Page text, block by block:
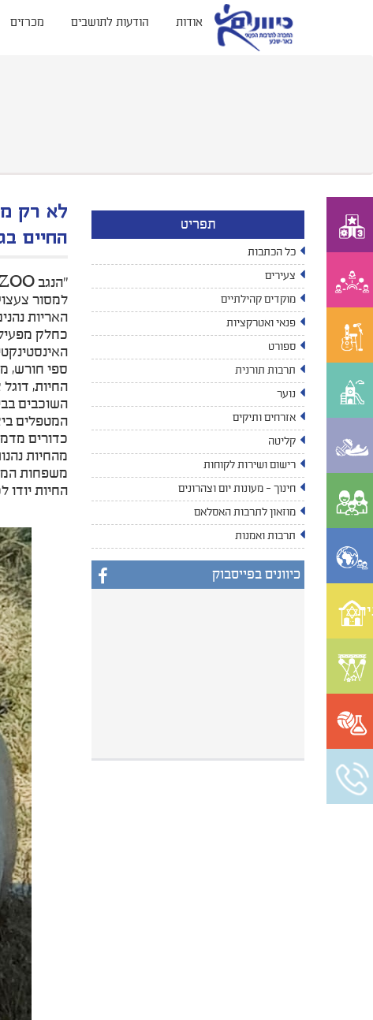
אודות הודעות לתושבים מכרזים
תפריט
כל הכתבות
צעירים
מוקדים קהילתיים
פנאי ואטרקציות
ספורט
תרבות תורנית
נוער
אזרחים ותיקים
קליטה
רישום ושירות לקוחות
חינוך - מעונות יום וצהרונים
מוזאון לתרבות האסלאם
תרבות ואמנות
כיוונים בפייסבוק
החיים
האריות
החיות,
השוכבים
המטפלים
כדורים
מהחיות
החיות יודו